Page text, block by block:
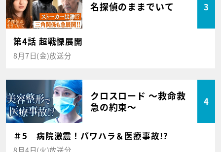
名探偵のままでいて 3
第4話 超戦慄展開
8月7日(金)放送分
クロスロード ～救命救
急の約束～
4
＃5 病院激震！パワハラ＆医療事故!?
8月4日(火)放送分